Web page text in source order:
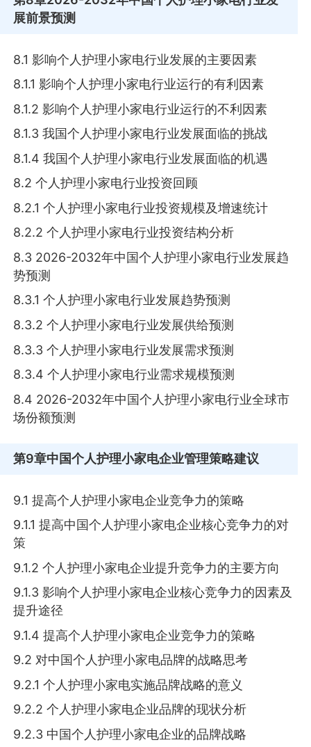
展前景预测
8.1 影响个人护理小家电行业发展的主要因素
8.1.1 影响个人护理小家电行业运行的有利因素
8.1.2 影响个人护理小家电行业运行的不利因素
8.1.3 我国个人护理小家电行业发展面临的挑战
8.1.4 我国个人护理小家电行业发展面临的机遇
8.2 个人护理小家电行业投资回顾
8.2.1 个人护理小家电行业投资规模及增速统计
8.2.2 个人护理小家电行业投资结构分析
8.3 2026-2032年中国个人护理小家电行业发展趋
势预测
8.3.1 个人护理小家电行业发展趋势预测
8.3.2 个人护理小家电行业发展供给预测
8.3.3 个人护理小家电行业发展需求预测
8.3.4 个人护理小家电行业需求规模预测
8.4 2026-2032年中国个人护理小家电行业全球市
场份额预测
第9章中国个人护理小家电企业管理策略建议
9.1 提高个人护理小家电企业竞争力的策略
9.1.1 提高中国个人护理小家电企业核心竞争力的对
策
9.1.2 个人护理小家电企业提升竞争力的主要方向
9.1.3 影响个人护理小家电企业核心竞争力的因素及
提升途径
9.1.4 提高个人护理小家电企业竞争力的策略
9.2 对中国个人护理小家电品牌的战略思考
9.2.1 个人护理小家电实施品牌战略的意义
9.2.2 个人护理小家电企业品牌的现状分析
9.2.3 中国个人护理小家电企业的品牌战略